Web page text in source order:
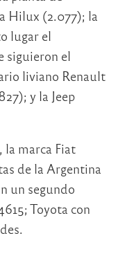
Hilux (2.077); la
lugar el
siguieron el
liviano Renault
y la Jeep
la marca Fiat
de la Argentina
un segundo
Toyota con